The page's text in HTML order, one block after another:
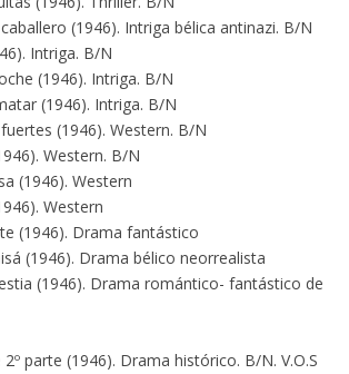
(1946). Intriga bélica antinazi. B/N
Intriga. B/N
(1946). Intriga. B/N
(1946). Intriga. B/N
(1946). Western. B/N
Western. B/N
(1946). Western
Western
(1946). Drama fantástico
(1946). Drama bélico neorrealista
(1946). Drama romántico- fantástico de
parte (1946). Drama histórico. B/N. V.O.S